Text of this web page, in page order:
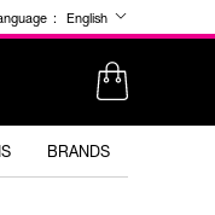
: English
BRANDS